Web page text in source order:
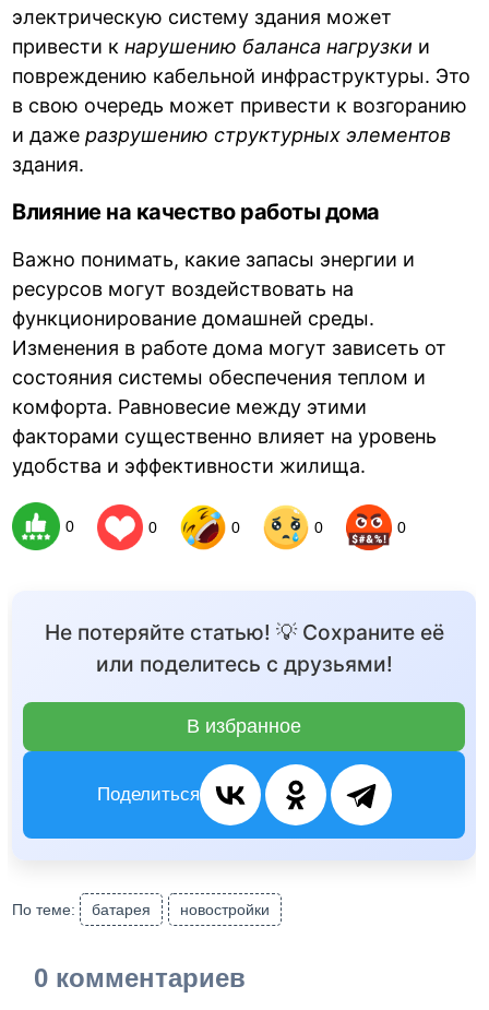
электрическую систему здания может
привести кнарушению баланса нагрузки и
повреждению кабельной инфраструктуры. Это
в свою очередь может привести к возгоранию
и дажеразрушению структурных элементов
здания.
Влияние на качество работы дома
Важно понимать, какие запасы энергии и
ресурсов могут воздействовать на
функционирование домашней среды.
Изменения в работе дома могут зависеть от
состояния системы обеспечения теплом и
комфорта. Равновесие между этими
факторами существенно влияет на уровень
удобства и эффективности жилища.
0 0 0 0 0
Не потеряйте статью! 💡 Сохраните её
или поделитесь с друзьями!
В избранное
Поделиться
По теме: батарея новостройки
0 комментариев